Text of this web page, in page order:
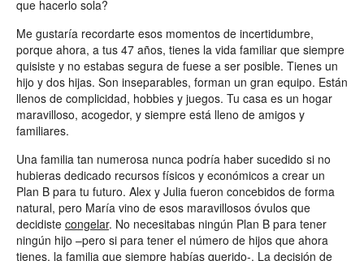
que hacerlo sola?
Me gustaría recordarte esos momentos de incertidumbre,
porque ahora, a tus 47 años, tienes la vida familiar que siempre
quisiste y no estabas segura de fuese a ser posible. Tienes un
hijo y dos hijas. Son inseparables, forman un gran equipo. Están
llenos de complicidad, hobbies y juegos. Tu casa es un hogar
maravilloso, acogedor, y siempre está lleno de amigos y
familiares.
Una familia tan numerosa nunca podría haber sucedido si no
hubieras dedicado recursos físicos y económicos a crear un
Plan B para tu futuro. Alex y Julia fueron concebidos de forma
natural, pero María vino de esos maravillosos óvulos que
decidiste congelar. No necesitabas ningún Plan B para tener
ningún hijo –pero si para tener el número de hijos que ahora
tienes, la familia que siempre habías querido-. La decisión de